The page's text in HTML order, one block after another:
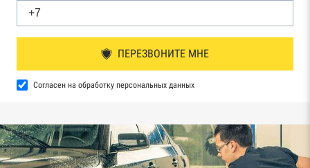
ПЕРЕЗВОНИТЕ МНЕ
Согласен на обработку персональных данных